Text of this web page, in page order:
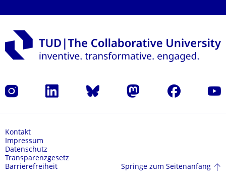
Instagram LinkedIn Bluesky Mastodon Facebook
Kontakt
Impressum
Datenschutz
Transparenzgesetz
Barrierefreiheit
Springe zum Seitenanfang